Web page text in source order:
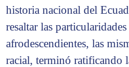
historia nacional del
resaltar las
afrodescendientes, las
racial, terminó ratificando